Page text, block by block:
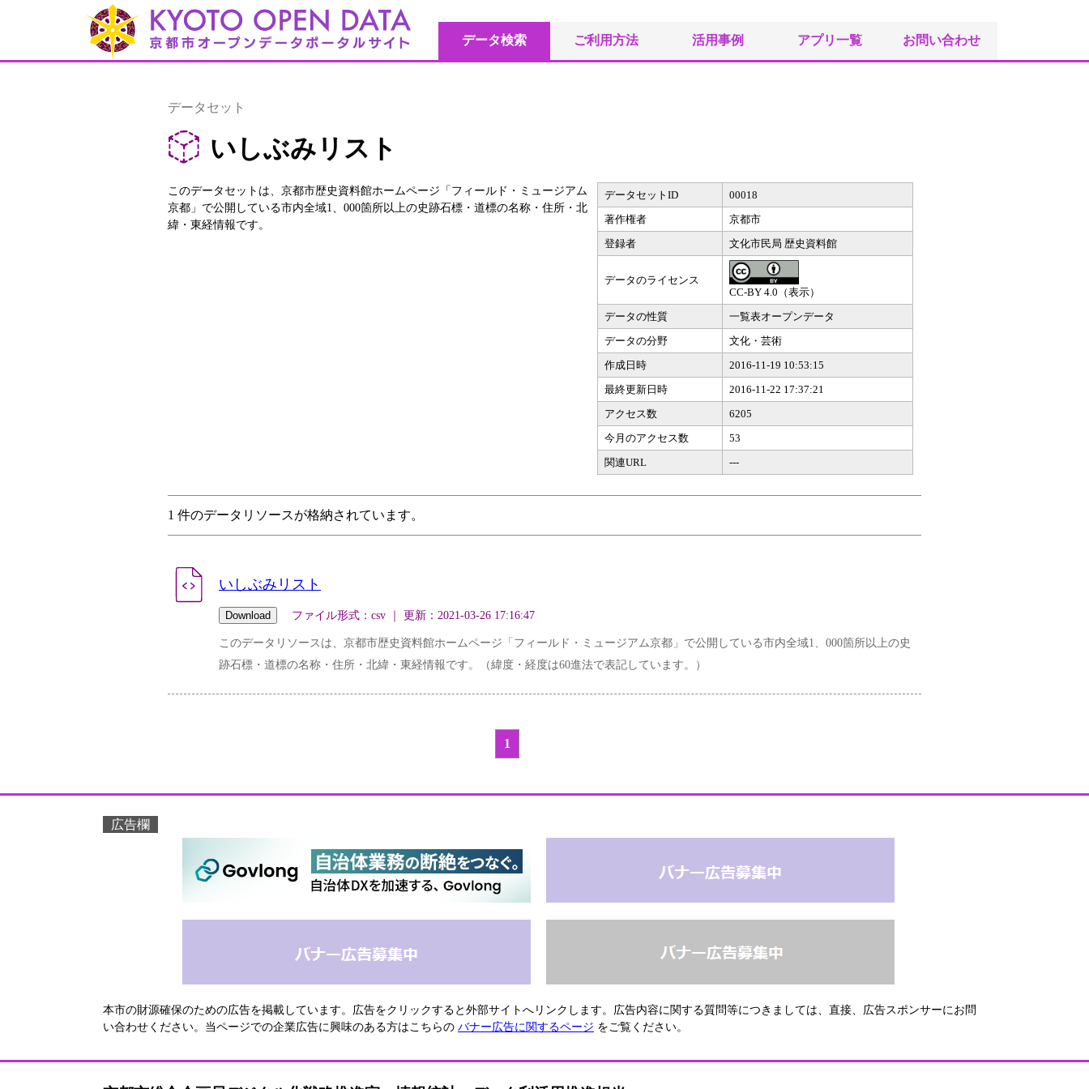
データ検索 ご利用方法 活用事例 アプリ一覧 お問い合わせ
データセット
いしぶみリスト
このデータセットは、京都市歴史資料館ホームページ「フィールド・ミュージアム
京都」で公開している市内全域1、000箇所以上の史跡石標・道標の名称・住所・北
緯・東経情報です。
データセットID
00018
著作権者
京都市
登録者
文化市民局 歴史資料館
データのライセンス
CC-BY 4.0（表示）
データの性質
一覧表オープンデータ
データの分野
文化・芸術
作成日時
2016-11-19 10:53:15
最終更新日時
2016-11-22 17:37:21
アクセス数
6205
今月のアクセス数
53
関連URL
---
1 件のデータリソースが格納されています。
いしぶみリスト
ファイル形式：csv ｜ 更新：2021-03-26 17:16:47
このデータリソースは、京都市歴史資料館ホームページ「フィールド・ミュージアム京都」で公開している市内全域1、000箇所以上の史
跡石標・道標の名称・住所・北緯・東経情報です。（緯度・経度は60進法で表記しています。）
1
広告欄
本市の財源確保のための広告を掲載しています。広告をクリックすると外部サイトへリンクします。広告内容に関する質問等につきましては、直接、広告スポンサーにお問
い合わせください。当ページでの企業広告に興味のある方はこちらの バナー広告に関するページ をご覧ください。